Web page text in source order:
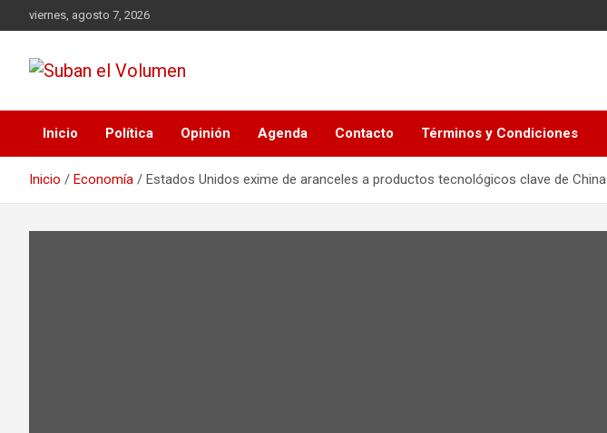
viernes, agosto 7, 2026
Suban el Volumen
Departamento Santamaría
Inicio
Política Opinión Agenda Contacto Términos y Condiciones
Inicio Economía Estados Unidos exime de aranceles a productos tecnológicos clave de China